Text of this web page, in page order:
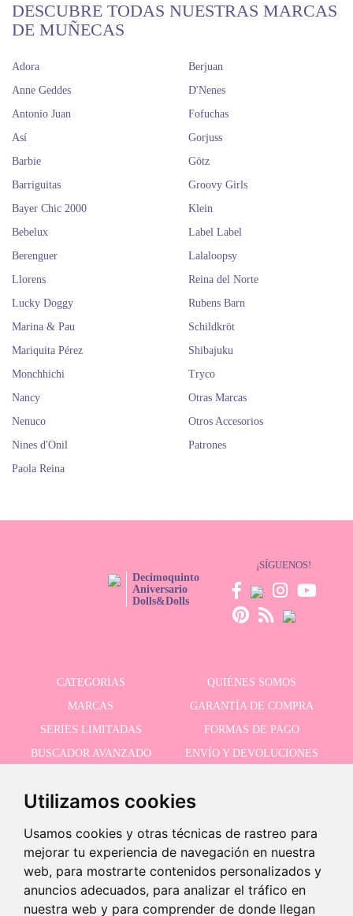
Utilizamos cookies
Usamos cookies y otras técnicas de rastreo para
mejorar tu experiencia de navegación en nuestra
web, para mostrarte contenidos personalizados y
anuncios adecuados, para analizar el tráfico en
nuestra web y para comprender de donde llegan
DESCUBRE TODAS NUESTRAS MARCAS
DE MUÑECAS
Adora
Anne Geddes
Antonio Juan
Así
Barbie
Barriguitas
Bayer Chic 2000
Bebelux
Berenguer
Berjuan
D'Nenes
Fofuchas
Gorjuss
Götz
Groovy Girls
Klein
Label Label
Lalaloopsy
Llorens
Lucky Doggy
Marina & Pau
Mariquita Pérez
Monchhichi
Nancy
Nenuco
Nines d'Onil
Paola Reina
Reina del Norte
Rubens Barn
Schildkröt
Shibajuku
Tryco
Otras Marcas
Otros Accesorios
Patrones
Decimoquinto
Aniversario
Dolls&Dolls
¡SÍGUENOS!
CATEGORÍAS
QUIÉNES SOMOS
MARCAS
GARANTÍA DE COMPRA
SERIES LIMITADAS
FORMAS DE PAGO
BUSCADOR AVANZADO
ENVÍO Y DEVOLUCIONES
RECIBE NUESTRAS ÚLTIMAS NOVEDADES
Acepto la política de privacidad